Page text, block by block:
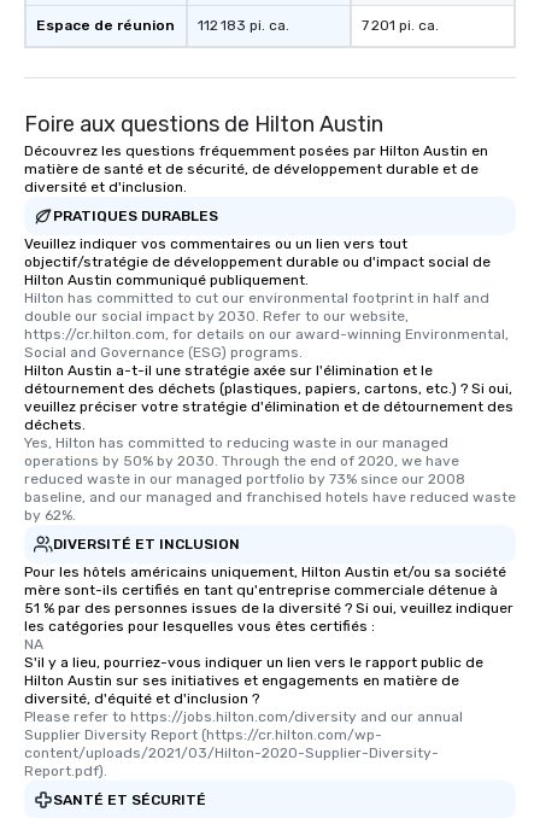
Espace de réunion 112 183 pi. ca. 7 201 pi. ca.
Foire aux questions de Hilton Austin
Découvrez les questions fréquemment posées par Hilton Austin en
matière de santé et de sécurité, de développement durable et de
diversité et d'inclusion.
PRATIQUES DURABLES
Veuillez indiquer vos commentaires ou un lien vers tout
objectif/stratégie de développement durable ou d'impact social de
Hilton Austin communiqué publiquement.
Hilton has committed to cut our environmental footprint in half and
double our social impact by 2030. Refer to our website,
https://cr.hilton.com, for details on our award-winning Environmental,
Social and Governance (ESG) programs.
Hilton Austin a-t-il une stratégie axée sur l'élimination et le
détournement des déchets (plastiques, papiers, cartons, etc.) ? Si oui,
veuillez préciser votre stratégie d'élimination et de détournement des
déchets.
Yes, Hilton has committed to reducing waste in our managed
operations by 50% by 2030. Through the end of 2020, we have
reduced waste in our managed portfolio by 73% since our 2008
baseline, and our managed and franchised hotels have reduced waste
by 62%.
DIVERSITÉ ET INCLUSION
Pour les hôtels américains uniquement, Hilton Austin et/ou sa société
mère sont-ils certifiés en tant qu'entreprise commerciale détenue à
51 % par des personnes issues de la diversité ? Si oui, veuillez indiquer
les catégories pour lesquelles vous êtes certifiés :
NA
S'il y a lieu, pourriez-vous indiquer un lien vers le rapport public de
Hilton Austin sur ses initiatives et engagements en matière de
diversité, d'équité et d'inclusion ?
Please refer to https://jobs.hilton.com/diversity and our annual
Supplier Diversity Report (https://cr.hilton.com/wp-
content/uploads/2021/03/Hilton-2020-Supplier-Diversity-
Report.pdf).
SANTÉ ET SÉCURITÉ